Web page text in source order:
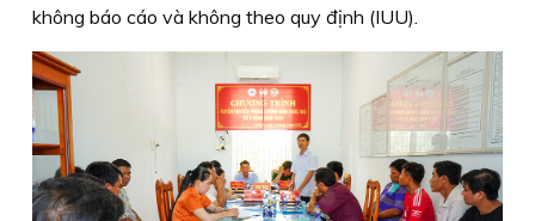
không báo cáo và không theo quy định (IUU).